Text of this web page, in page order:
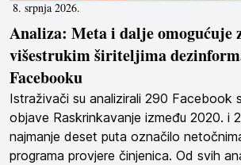
8. srpnja 2026.
Analiza: Meta i dalje omogućuje
višestrukim širiteljima
Facebooku
Istraživači su analizirali 290 Facebook
objave Raskrinkavanje između 2020. i
najmanje deset puta označilo
programa provjere činjenica. Od svih